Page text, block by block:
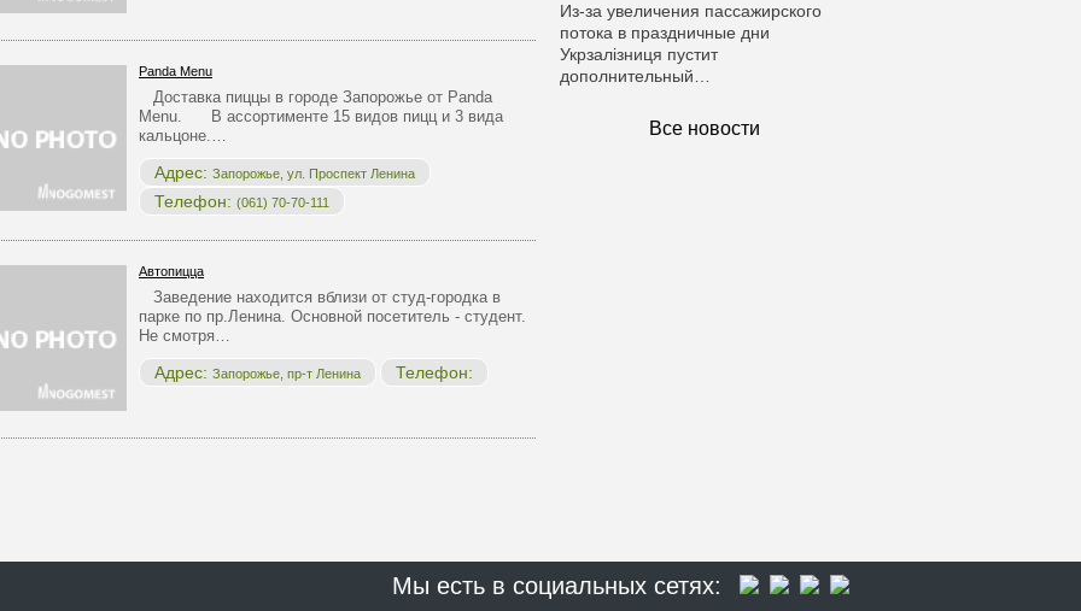
Panda Menu
Доставка пиццы в городе Запорожье от Panda
Menu. В ассортименте 15 видов пицц и 3 вида
кальцоне.…
Адрес: Запорожье, ул. Проспект Ленина
Телефон: (061) 70-70-111
Автопицца
Заведение находится вблизи от студ-городка в
парке по пр.Ленина. Основной посетитель - студент.
Не смотря…
Адрес: Запорожье, пр-т Ленина Телефон:
Из-за увеличения пассажирского
потока в праздничные дни
Укрзалiзниця пустит
дополнительный…
Все новости
Мы есть в социальных сетях: